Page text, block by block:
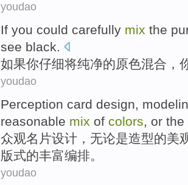
youdao
If you could carefully mix the
see black.
如果你仔细将纯净的原色混合 ，
youdao
Perception card design,
reasonable mix of colors, or the
众观名片设计 ， 无论是造型的美
版式的丰富编排。
youdao